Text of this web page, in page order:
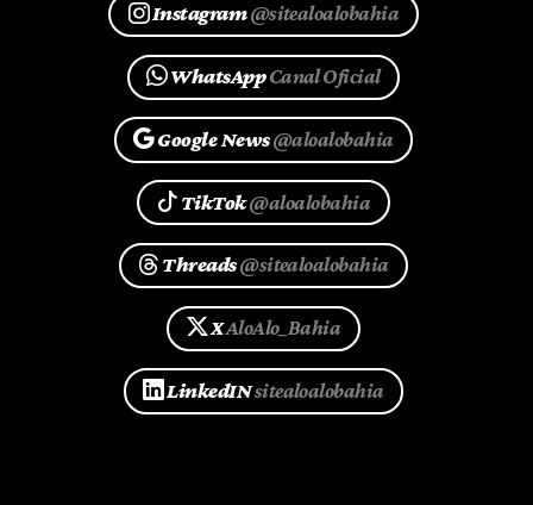
Instagram@sitealoalobahia
WhatsAppCanal Oficial
Google News@aloalobahia
TikTok@aloalobahia
Threads@sitealoalobahia
XAloAlo_Bahia
LinkedINsitealoalobahia